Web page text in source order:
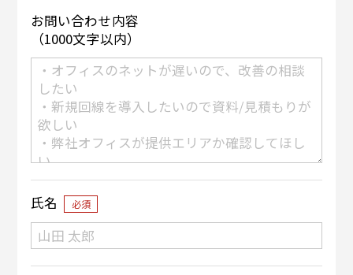
お問い合わせ内容
（1000文字以内）
氏名 必須